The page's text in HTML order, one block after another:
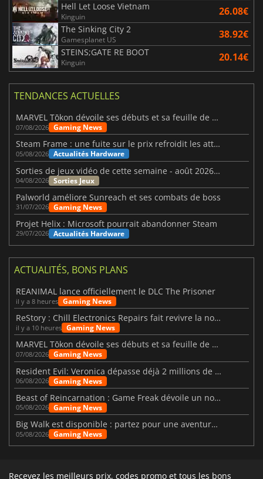
Hell Let Loose Vietnam
Kinguin 26.08€
The Sinking City 2
Gamesplanet US 38.92€
STEINS;GATE RE BOOT
Kinguin 20.14€
TENDANCES ACTUELLES
MARVEL Tōkon dévoile ses débuts et sa feuille de route
07/08/2026 Gaming News
Steam Frame : une fuite sur le prix refroidit les attentes VR
05/08/2026 Actualités Hardware
Sorties de jeux vidéo de cette semaine - août 2026 (semaine 32)
04/08/2026 Sorties Jeux
Palworld améliore Sunreach et ses combats de boss
31/07/2026 Gaming News
Projet Helix : Microsoft pourrait abandonner Steam
29/07/2026 Actualités Hardware
ACTUALITÉS, BONS PLANS
REANIMAL lance officiellement le DLC The Prisoner
il y a 8 heures Gaming News
ReStory : Chill Electronics Repairs fait revivre la nostalgie des années 2000
il y a 10 heures Gaming News
MARVEL Tōkon dévoile ses débuts et sa feuille de route
07/08/2026 Gaming News
Resident Evil: Veronica dépasse déjà 2 millions de wishlists
06/08/2026 Gaming News
Beast of Reincarnation : Game Freak dévoile un nouveau pari
05/08/2026 Gaming News
Big Walk est disponible : partez pour une aventure entre amis
05/08/2026 Gaming News
Recevez les meilleurs prix, codes promo et tous les bons